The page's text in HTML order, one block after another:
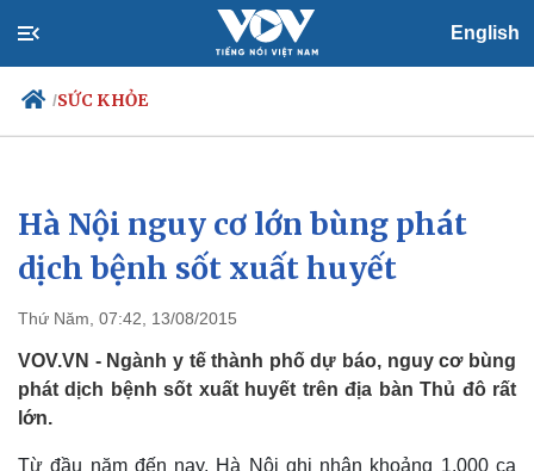
English
/SỨC KHỎE
Chính trị
Đảng
Tổ chức nhân sự
Nhận diện sự thật
Xã hội
Tin 24h
Dự báo thời tiết
Việc làm
Biển đảo
Hà Nội nguy cơ lớn bùng phát
dịch bệnh sốt xuất huyết
Thứ Năm, 07:42, 13/08/2015
VOV.VN - Ngành y tế thành phố dự báo, nguy cơ bùng
phát dịch bệnh sốt xuất huyết trên địa bàn Thủ đô rất
lớn.
Từ đầu năm đến nay, Hà Nội ghi nhận khoảng 1.000 ca